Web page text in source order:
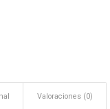
Valoraciones (0)